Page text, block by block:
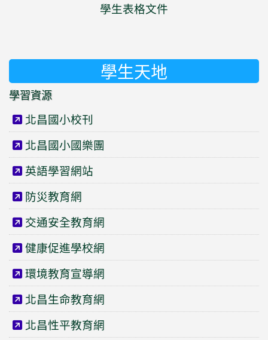
學生表格文件
學生天地
學習資源
北昌國小校刊
北昌國小國樂團
英語學習網站
防災教育網
交通安全教育網
健康促進學校網
環境教育宣導網
北昌生命教育網
北昌性平教育網